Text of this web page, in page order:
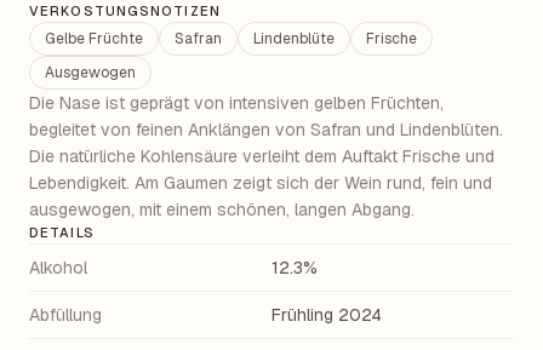
VERKOSTUNGSNOTIZEN
Gelbe Früchte Safran Lindenblüte
Frische
Ausgewogen
Die Nase ist geprägt von intensiven gelben Früchten,
begleitet von feinen Anklängen von Safran und Lindenblüten.
Die natürliche Kohlensäure verleiht dem Auftakt Frische und
Lebendigkeit. Am Gaumen zeigt sich der Wein rund, fein und
ausgewogen, mit einem schönen, langen Abgang.
DETAILS
Alkohol 12.3%
Abfüllung Frühling 2024